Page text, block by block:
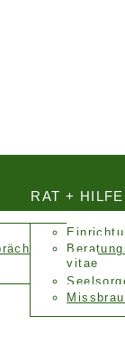
RAT + HILFE
vitae